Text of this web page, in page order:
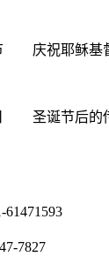
庆祝耶稣基
圣诞节后的
61471593
7827